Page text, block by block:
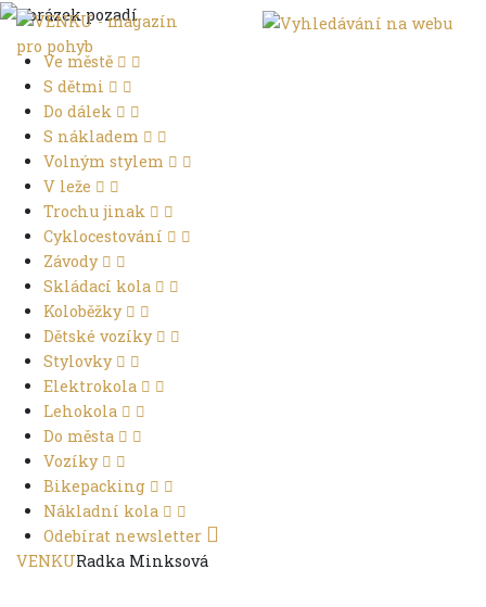
Ve městě
S dětmi
Do dálek
S nákladem
Volným stylem
V leže
Trochu jinak
Cyklocestování
Závody
Skládací kola
Koloběžky
Dětské vozíky
Stylovky
Elektrokola
Lehokola
Do města
Vozíky
Bikepacking
Nákladní kola
Odebírat newsletter
VENKURadka Minksová